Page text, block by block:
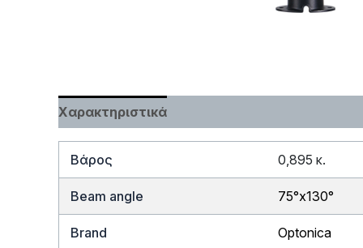
Χαρακτηριστικά
Βάρος 0,895 κ.
Beam angle 75°x130°
Brand Optonica